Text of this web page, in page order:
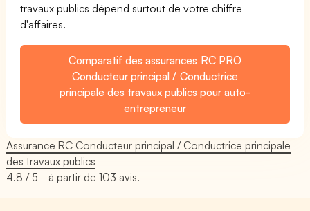
travaux publics dépend surtout de votre chiffre
d'affaires.
Comparatif des assurances RC PRO
Conducteur principal / Conductrice
principale des travaux publics pour auto-
entrepreneur
Assurance RC Conducteur principal / Conductrice principale
des travaux publics
4.8 / 5 - à partir de103 avis.